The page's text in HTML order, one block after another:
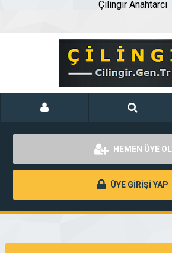
Çilingir Anahtarcı
HEMEN ÜYE OL
ÜYE GİRİŞİ YAP